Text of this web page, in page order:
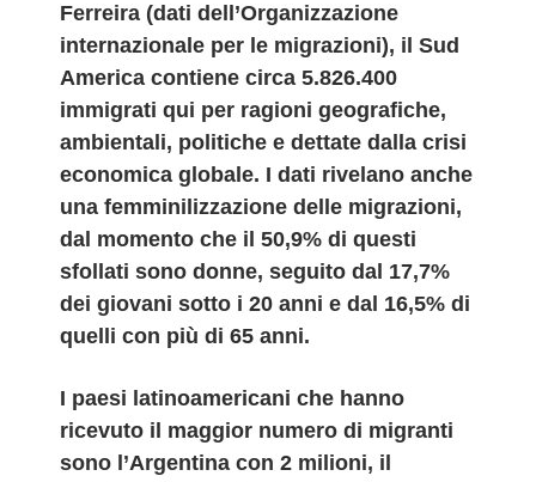
Ferreira (dati dell’Organizzazione
internazionale per le migrazioni), il Sud
America contiene circa 5.826.400
immigrati qui per ragioni geografiche,
ambientali, politiche e dettate dalla crisi
economica globale.​ I dati rivelano anche
una femminilizzazione delle migrazioni,
dal momento che il 50,9% di questi
sfollati sono donne, seguito dal 17,7%
dei giovani sotto i 20 anni e dal 16,5% di
quelli con più di 65 anni.
I paesi latinoamericani che hanno
ricevuto il maggior numero di migranti
sono l’Argentina con 2 milioni, il